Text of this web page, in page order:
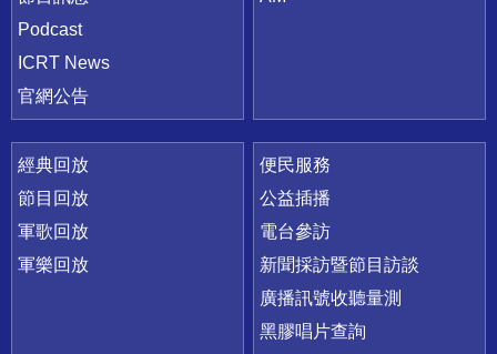
Podcast
ICRT News
官網公告
經典回放
節目回放
軍歌回放
軍樂回放
便民服務
公益插播
電台參訪
新聞採訪暨節目訪談
廣播訊號收聽量測
黑膠唱片查詢